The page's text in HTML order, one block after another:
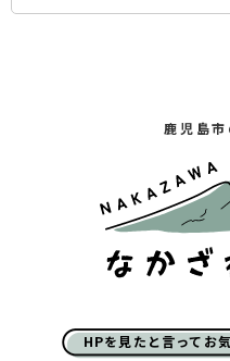
鹿児島
HPを見たと言ってお